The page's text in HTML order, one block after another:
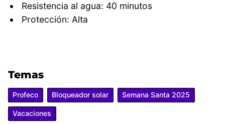
Resistencia al agua: 40 minutos
Protección: Alta
Temas
Profeco Bloqueador solar Semana Santa 2025
Vacaciones